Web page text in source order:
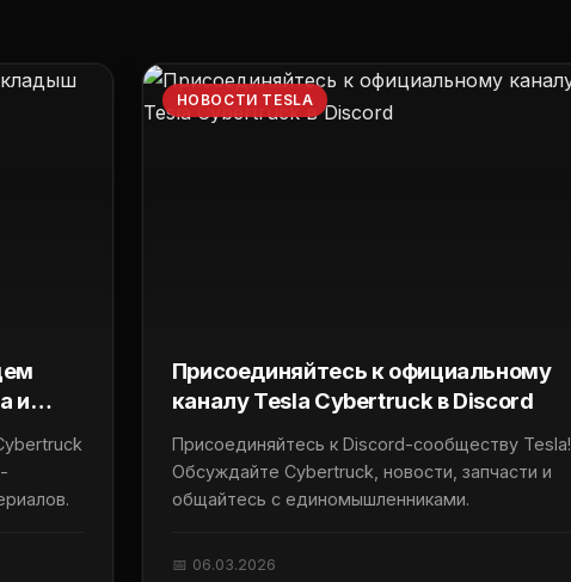
и
НОВОСТИ TESLA
Присоединяйтесь к официальному
каналу Tesla Cybertruck в Discord
Присоединяйтесь к Discord-сообществу Tesla!
Обсуждайте Cybertruck, новости, запчасти и
общайтесь с единомышленниками.
📅 06.03.2026